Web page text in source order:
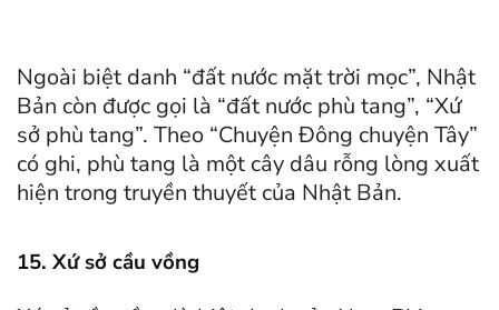
Ngoài biệt danh “đất nước mặt trời mọc”, Nhật
Bản còn được gọi là “đất nước phù tang”, “Xứ
sở phù tang”. Theo “Chuyện Đông chuyện Tây”
có ghi, phù tang là một cây dâu rỗng lòng xuất
hiện trong truyền thuyết của Nhật Bản.
15. Xứ sở cầu vồng